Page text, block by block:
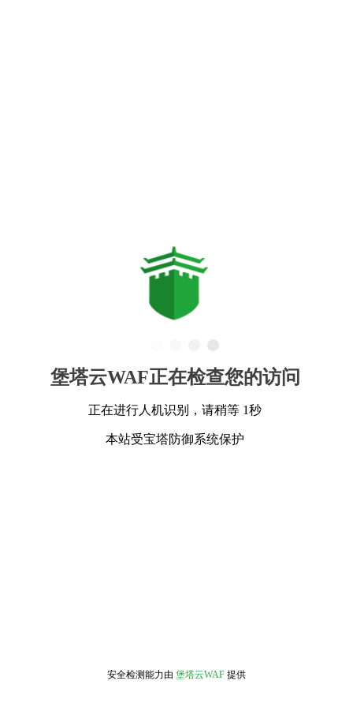
堡塔云WAF正在检查您的访问
正在进行人机识别，请稍等 1秒
本站受宝塔防御系统保护
安全检测能力由 堡塔云WAF 提供